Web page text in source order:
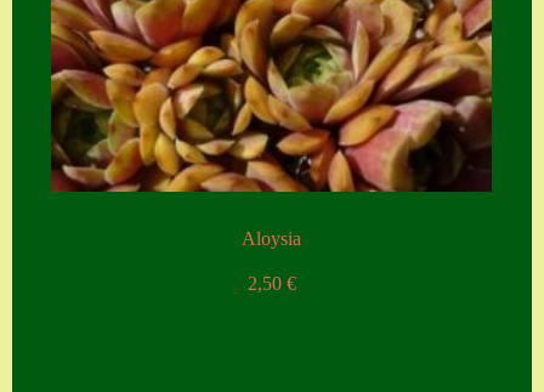
Aloysia
2,50 €